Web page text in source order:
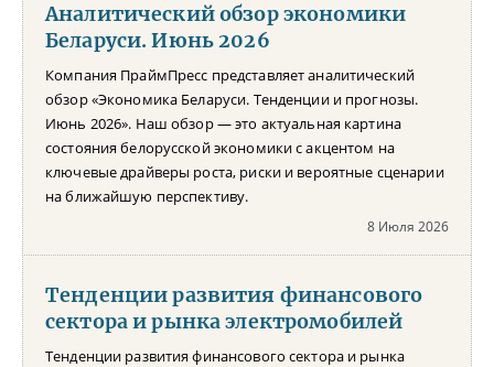
Аналитический обзор экономики
Беларуси. Июнь 2026
Компания ПраймПресс представляет аналитический
обзор «Экономика Беларуси. Тенденции и прогнозы.
Июнь 2026». Наш обзор — это актуальная картина
состояния белорусской экономики с акцентом на
ключевые драйверы роста, риски и вероятные сценарии
на ближайшую перспективу.
8 Июля 2026
Тенденции развития финансового
сектора и рынка электромобилей
Тенденции развития финансового сектора и рынка